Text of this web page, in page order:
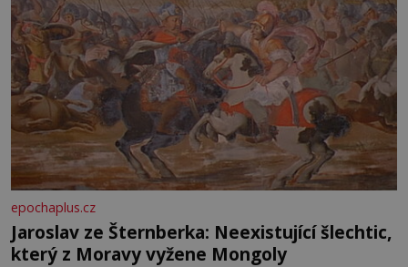
epochaplus.cz
Jaroslav ze Šternberka: Neexistující šlechtic,
který z Moravy vyžene Mongoly